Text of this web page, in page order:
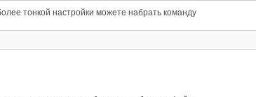
тонкой настройки можете набрать команду